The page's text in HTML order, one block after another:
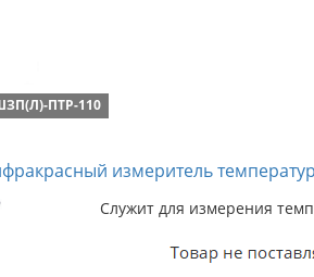
ПТР-110
измеритель
Служит для измерения